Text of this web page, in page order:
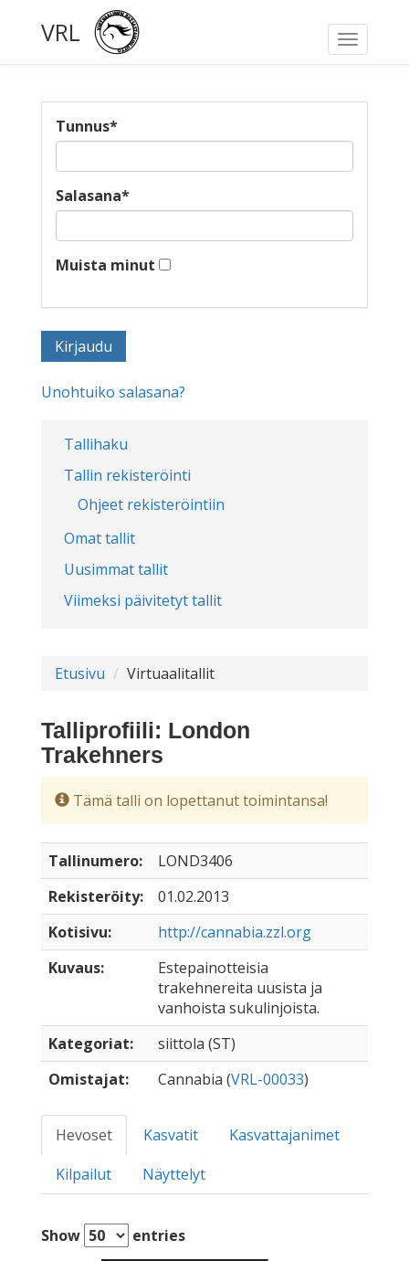
Toggle
VRL
Tallihaku
Tallin rekisteröinti
Ohjeet rekisteröintiin
Omat tallit
Uusimmat tallit
Viimeksi päivitetyt tallit
Tunnus*
Salasana*
Muista minut
Unohtuiko salasana?
Etusivu Virtuaalitallit
Talliprofiili: London
Trakehners
Tämä talli on lopettanut toimintansa!
Tallinumero:
LOND3406
Rekisteröity:
01.02.2013
Kotisivu:
http://cannabia.zzl.org
Kuvaus:
Estepainotteisia
trakehnereita uusista ja
vanhoista sukulinjoista.
Kategoriat:
siittola (ST)
Omistajat:
Cannabia (VRL-00033)
Hevoset Kasvatit
Kasvattajanimet
Kilpailut
Näyttelyt
Show
entries